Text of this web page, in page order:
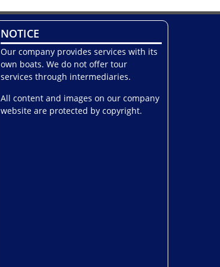
NOTICE
Our company provides services with its
own boats. We do not offer tour
services through intermediaries.
All content and images on our company
website are protected by copyright.